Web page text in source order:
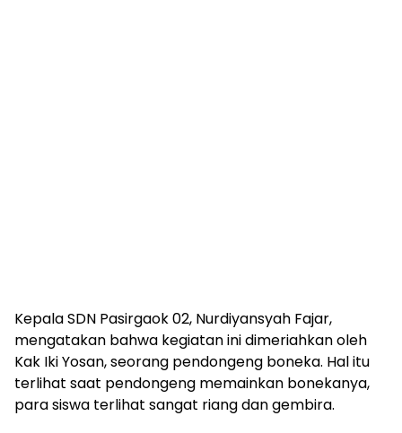
Kepala SDN Pasirgaok 02, Nurdiyansyah Fajar,
mengatakan bahwa kegiatan ini dimeriahkan oleh
Kak Iki Yosan, seorang pendongeng boneka. Hal itu
terlihat saat pendongeng memainkan bonekanya,
para siswa terlihat sangat riang dan gembira.